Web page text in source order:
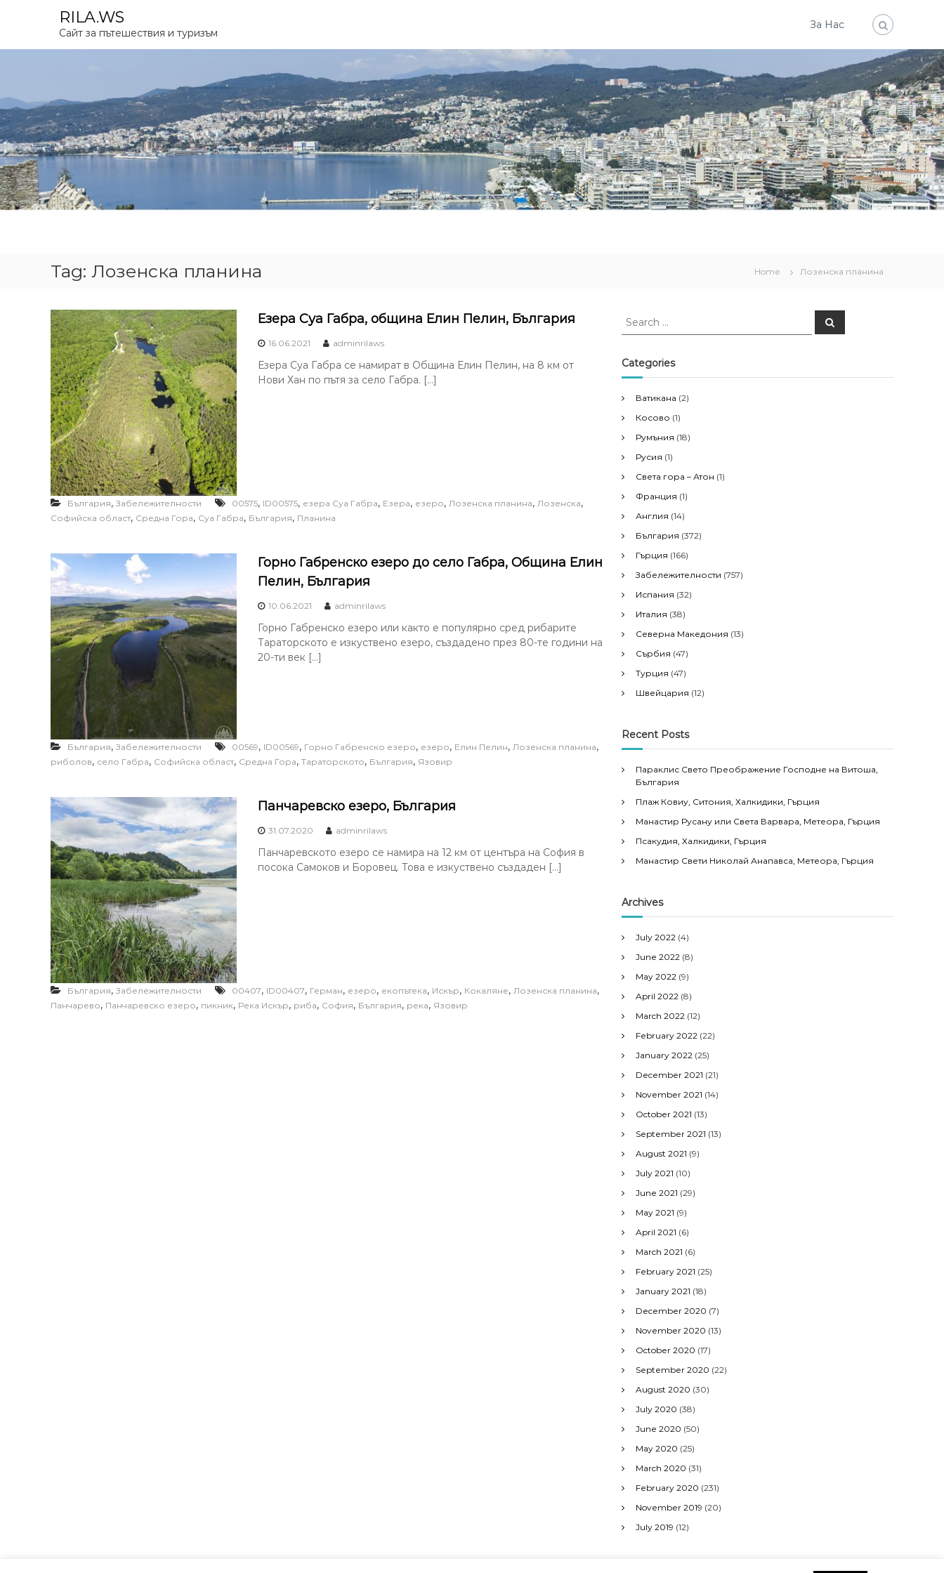
p
c
o
n
t
e
n
t
RILA.WS
Сайт за пътешествия и туризъм
За Нас
Tag: Лозенска планина Home Лозенска планина
Езера Суа Габра, община Елин Пелин, България
16.06.2021 adminrilaws
Езера Суа Габра се намират в Община Елин Пелин, на 8 км от
Нови Хан по пътя за село Габра. […]
България, Забележителности 00575, ID00575, езера Суа Габра, Езера, езеро, Лозенска планина, Лозенска,
Софийска област, Средна Гора, Суа Габра, България, Планина
Горно Габренско езеро до село Габра, Община Елин
Пелин, България
10.06.2021 adminrilaws
Горно Габренско езеро или както е популярно сред рибарите
Тараторското е изкуствено езеро, създадено през 80-те години на
20-ти век […]
България, Забележителности 00569, ID00569, Горно Габренско езеро, езеро, Елин Пелин, Лозенска планина,
риболов, село Габра, Софийска област, Средна Гора, Тараторското, България, Язовир
Панчаревско езеро, България
31.07.2020 adminrilaws
Панчаревското езеро се намира на 12 км от центъра на София в
посока Самоков и Боровец. Това е изкуствено създаден […]
България, Забележителности 00407, ID00407, Герман, езеро, екопътека, Искър, Кокаляне, Лозенска планина,
Панчарево, Панчаревско езеро, пикник, Река Искър, риба, София, България, река, Язовир
S
r
c
f
o
r
S
e
Categories
Ватикана (2)
Косово (1)
Румъния (18)
Русия (1)
Света гора – Атон (1)
Франция (1)
Англия (14)
България (372)
Гърция (166)
Забележителности (757)
Испания (32)
Италия (38)
Северна Македония (13)
Сърбия (47)
Турция (47)
Швейцария (12)
Recent Posts
Параклис Свето Преображение Господне на Витоша,
България
Плаж Ковиу, Ситония, Халкидики, Гърция
Манастир Русану или Света Варвара, Метеора, Гърция
Псакудия, Халкидики, Гърция
Манастир Свети Николай Анапавса, Метеора, Гърция
Archives
July 2022 (4)
June 2022 (8)
May 2022 (9)
April 2022 (8)
March 2022 (12)
February 2022 (22)
January 2022 (25)
December 2021 (21)
November 2021 (14)
October 2021 (13)
September 2021 (13)
August 2021 (9)
July 2021 (10)
June 2021 (29)
May 2021 (9)
April 2021 (6)
March 2021 (6)
February 2021 (25)
January 2021 (18)
December 2020 (7)
November 2020 (13)
October 2020 (17)
September 2020 (22)
August 2020 (30)
July 2020 (38)
June 2020 (50)
May 2020 (25)
March 2020 (31)
February 2020 (231)
November 2019 (20)
July 2019 (12)